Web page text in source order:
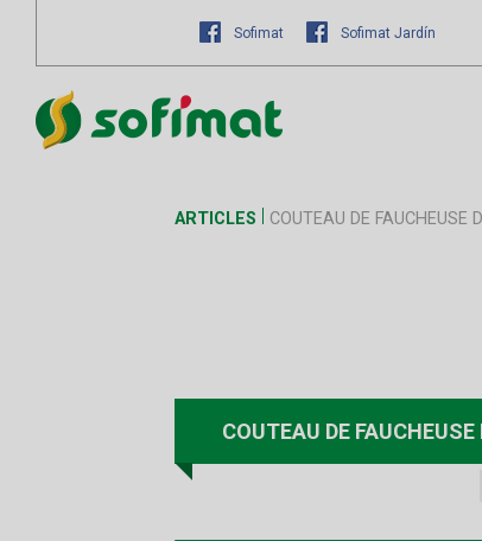
Sofimat Sofimat Jardín
ARTICLES COUTEAU DE FAUCHEUSE
COUTEAU DE